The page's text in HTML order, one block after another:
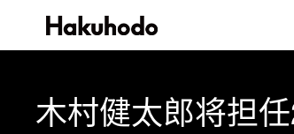
木村健太郎将担